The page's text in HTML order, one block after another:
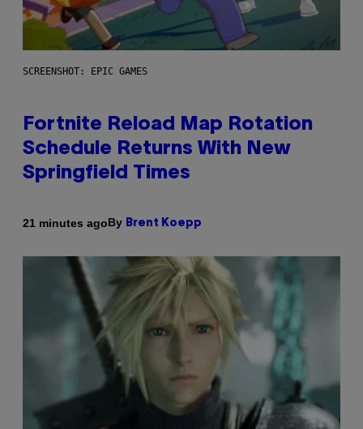
SCREENSHOT: EPIC GAMES
Fortnite Reload Map Rotation
Schedule Returns With New
Springfield Times
21 minutes agoBy Brent Koepp